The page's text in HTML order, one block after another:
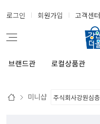
로그인 회원가입 고객센터
브랜드관 로컬상품관
미니샵